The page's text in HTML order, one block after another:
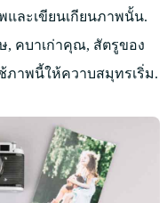
และเขียนเกียนภาพนั้น.
, คบาเก่าคุณ, สัตรูของ
ภาพนี้ให้ควาบสมุทรเริ่ม.